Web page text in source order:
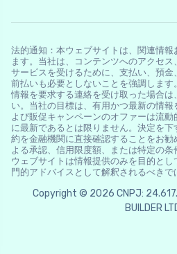
法的通知：本ウェブサイトは、関連情
ます。当社は、コンテンツへのアクセ
サービスを受けるために、支払い、預
前払いも必要としないことを強調しま
情報を要求する連絡を受け取った場合は
い。当社の目標は、有用かつ最新の情
よび販促キャンペーンのオファーは流
に最新であるとは限りません。決定を
約を金融機関に直接確認することをお
よる承認、信用限度額、または特定の
ウェブサイトは情報提供のみを目的と
門的アドバイスとして解釈されるべきで
Copyright © 2026 CNPJ:
BUILDER